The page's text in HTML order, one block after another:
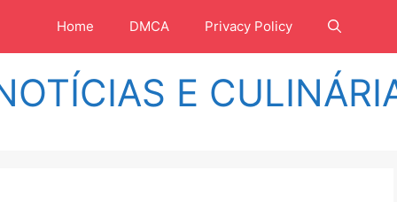
Home DMCA Privacy Policy
E